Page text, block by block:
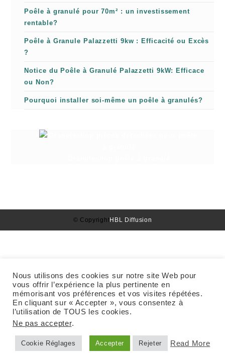
Poêle à granulé pour 70m² : un investissement
rentable?
Poêle à Granule Palazzetti 9kw : Efficacité ou Excès
?
Notice du Poêle à Granulé Palazzetti 9kW: Efficace
ou Non?
Pourquoi installer soi-même un poêle à granulés?
© CopyrightHBL Diffusion
Nous utilisons des cookies sur notre site Web pour
vous offrir l’expérience la plus pertinente en
mémorisant vos préférences et vos visites répétées.
En cliquant sur « Accepter », vous consentez à
l’utilisation de TOUS les cookies.
Ne pas accepter.
Cookie Réglages Accepter Rejeter Read More